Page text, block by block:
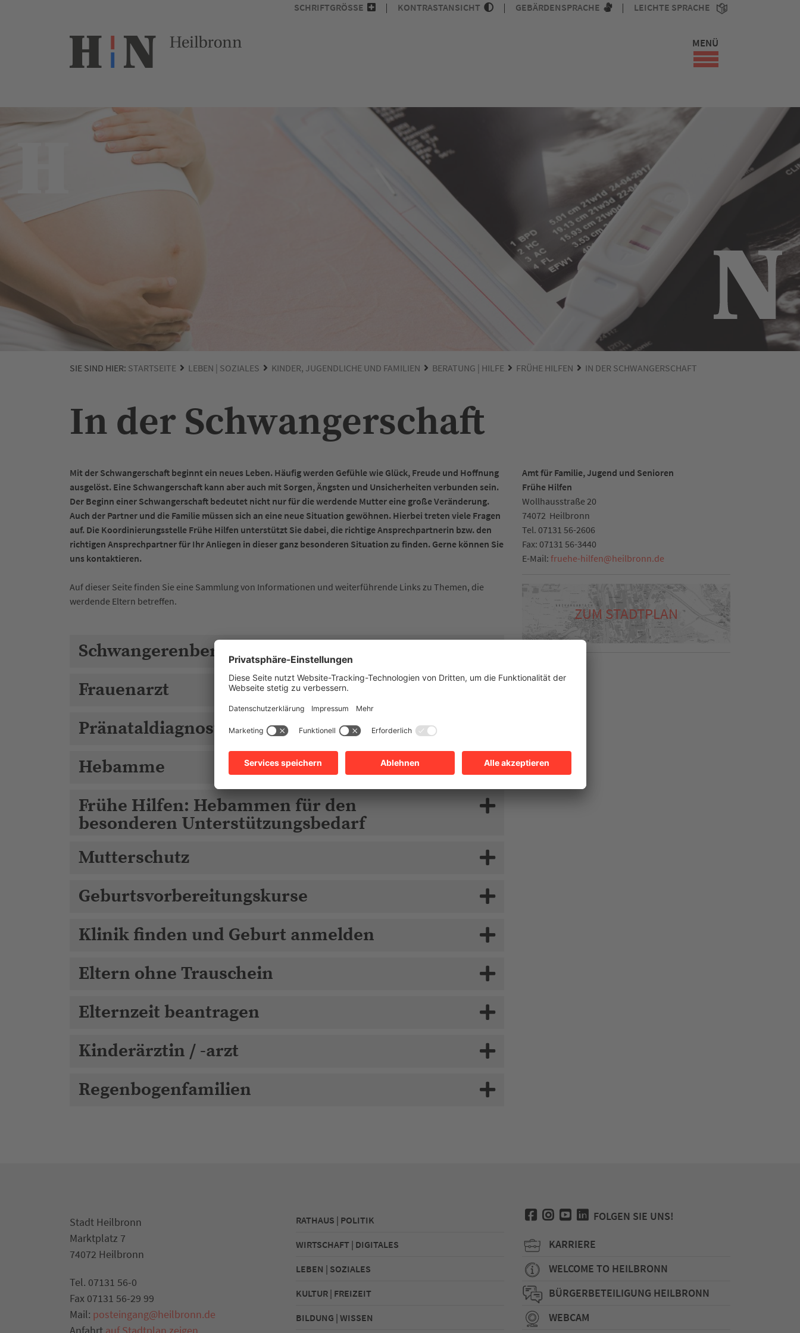
SCHRIFTGRÖSSE KONTRASTANSICHT GEBÄRDENSPRACHE LEICHTE SPRACHE
MENÜ
SIE SIND HIER: STARTSEITE LEBEN | SOZIALES KINDER, JUGENDLICHE UND FAMILIEN BERATUNG | HILFE FRÜHE HILFEN IN DER SCHWANGERSCHAFT
In der Schwangerschaft
Mit der Schwangerschaft beginnt ein neues Leben. Häufig werden Gefühle wie Glück, Freude und Hoffnung
ausgelöst. Eine Schwangerschaft kann aber auch mit Sorgen, Ängsten und Unsicherheiten verbunden sein.
Der Beginn einer Schwangerschaft bedeutet nicht nur für die werdende Mutter eine große Veränderung.
Auch der Partner und die Familie müssen sich an eine neue Situation gewöhnen. Hierbei treten viele Fragen
auf. Die Koordinierungsstelle Frühe Hilfen unterstützt Sie dabei, die richtige Ansprechpartnerin bzw. den
richtigen Ansprechpartner für Ihr Anliegen in dieser ganz besonderen Situation zu finden. Gerne können Sie
uns kontaktieren.
Auf dieser Seite finden Sie eine Sammlung von Informationen und weiterführende Links zu Themen, die
werdende Eltern betreffen.
Schwangerenberatung
Frauenarzt
Pränataldiagnostik
Hebamme
Frühe Hilfen: Hebammen für den
besonderen Unterstützungsbedarf
Mutterschutz
Geburtsvorbereitungskurse
Klinik finden und Geburt anmelden
Eltern ohne Trauschein
Elternzeit beantragen
Kinderärztin / -arzt
Regenbogenfamilien
Amt für Familie, Jugend und Senioren
Frühe Hilfen
Wollhausstraße 20
74072 Heilbronn
Tel. 07131 56-2606
Fax: 07131 56-3440
E-Mail: fruehe-hilfen@heilbronn.de
ZUM STADTPLAN
Stadt Heilbronn
Marktplatz 7
74072 Heilbronn
Tel. 07131 56-0
Fax 07131 56-29 99
Mail: posteingang@heilbronn.de
Anfahrt auf Stadtplan zeigen
RATHAUS | POLITIK
WIRTSCHAFT | DIGITALES
LEBEN | SOZIALES
KULTUR | FREIZEIT
BILDUNG | WISSEN
FOLGEN SIE UNS!
KARRIERE
WELCOME TO HEILBRONN
BÜRGERBETEILIGUNG HEILBRONN
WEBCAM